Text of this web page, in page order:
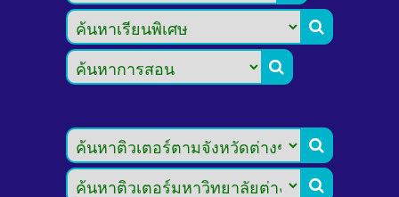



